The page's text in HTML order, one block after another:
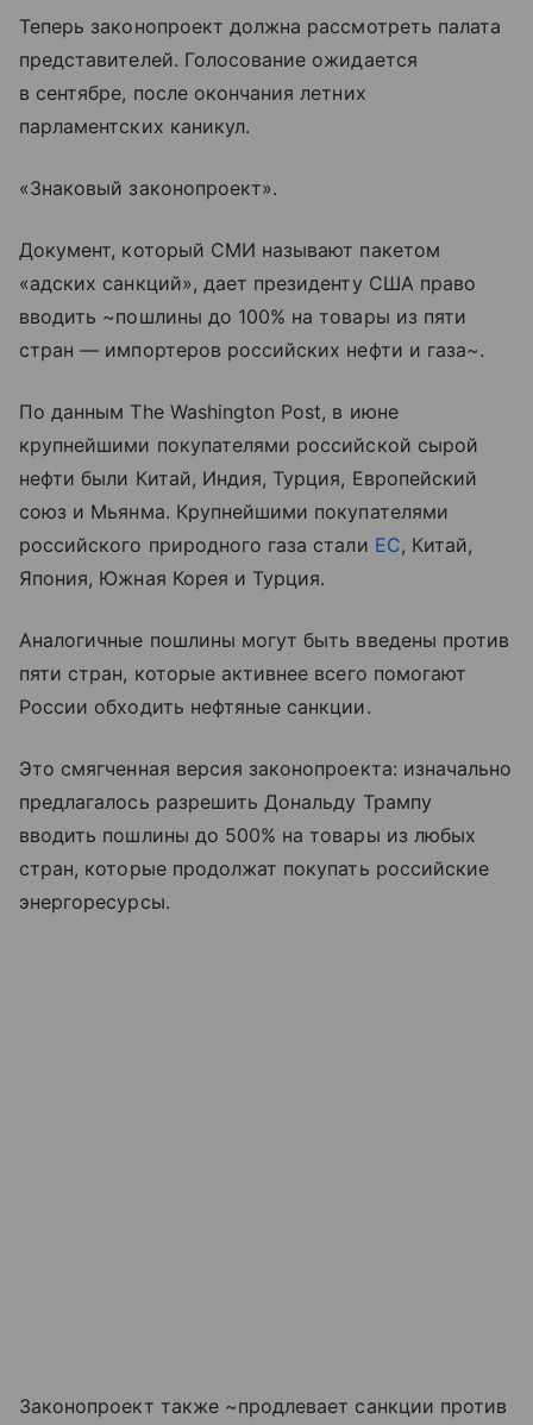
Теперь законопроект должна рассмотреть палата
представителей. Голосование ожидается
в сентябре, после окончания летних
парламентских каникул.
«Знаковый законопроект».
Документ, который СМИ называют пакетом
«адских санкций», дает президенту США право
вводить ~пошлины до 100% на товары из пяти
стран — импортеров российских нефти и газа~.
По данным The Washington Post, в июне
крупнейшими покупателями российской сырой
нефти были Китай, Индия, Турция, Европейский
союз и Мьянма. Крупнейшими покупателями
российского природного газа стали ЕС, Китай,
Япония, Южная Корея и Турция.
Аналогичные пошлины могут быть введены против
пяти стран, которые активнее всего помогают
России обходить нефтяные санкции.
Это смягченная версия законопроекта: изначально
предлагалось разрешить Дональду Трампу
вводить пошлины до 500% на товары из любых
стран, которые продолжат покупать российские
энергоресурсы.
Законопроект также ~продлевает санкции против